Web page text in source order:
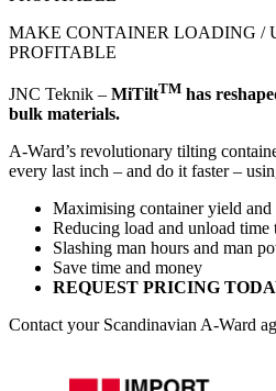
MAKE CONTAINER LOADING /
PROFITABLE
JNC Teknik – MiTiltTM has
bulk materials.
A-Ward’s revolutionary tilting
every last inch – and do it faster –
Maximising container yield
Reducing load and unload time
Slashing man hours and man
Save time and money
REQUEST PRICING
Contact your Scandinavian A-Ward